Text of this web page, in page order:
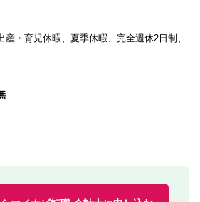
産・育児休暇、夏季休暇、完全週休2日制、